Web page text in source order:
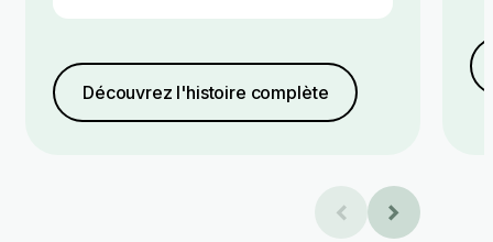
Découvrez l'histoire complète